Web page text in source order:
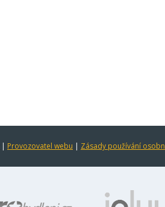
| Provozovatel webu | Zásady používání